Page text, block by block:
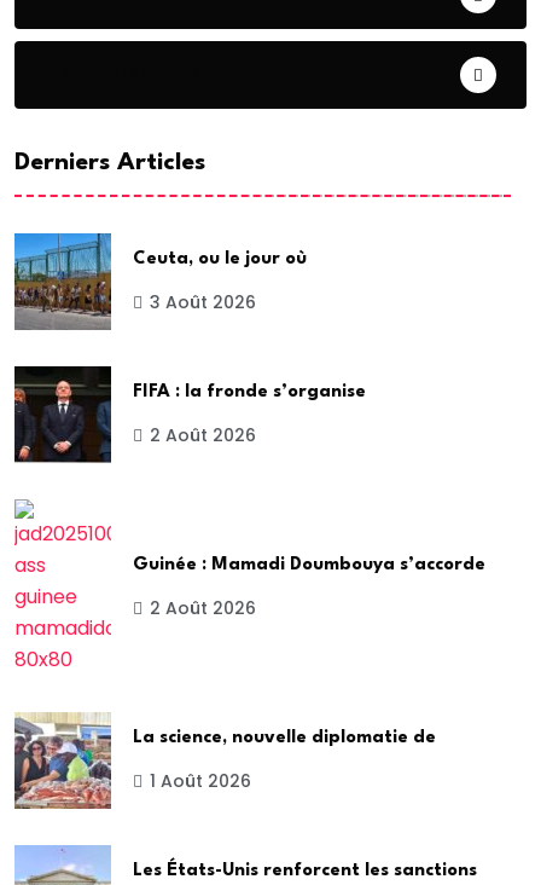
Derniers Articles
Ceuta, ou le jour où
3 Août 2026
FIFA : la fronde s’organise
2 Août 2026
Guinée : Mamadi Doumbouya s’accorde
2 Août 2026
La science, nouvelle diplomatie de
1 Août 2026
Les États-Unis renforcent les sanctions